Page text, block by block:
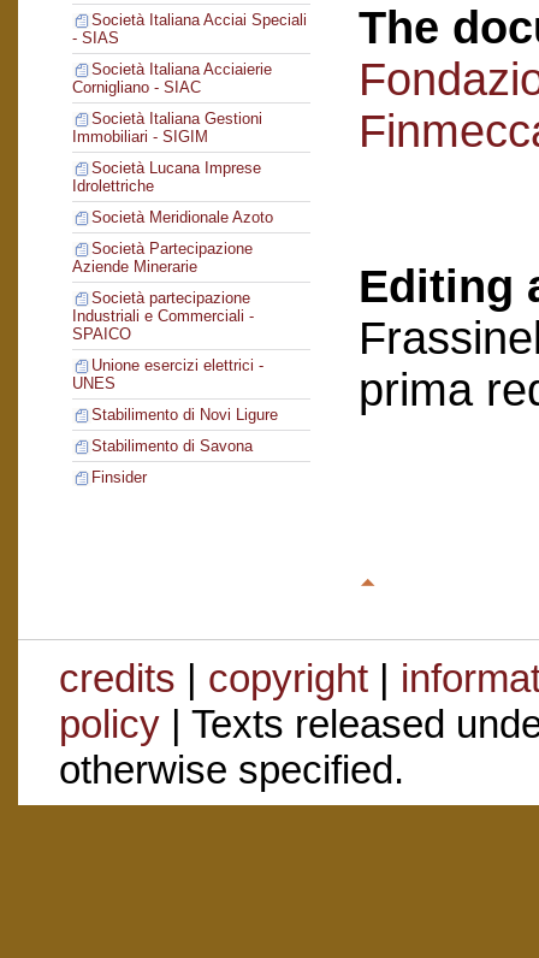
Società Italiana Acciai Speciali
- SIAS
Società Italiana Acciaierie
Cornigliano - SIAC
Società Italiana Gestioni
Immobiliari - SIGIM
Società Lucana Imprese
Idrolettriche
Società Meridionale Azoto
Società Partecipazione
Aziende Minerarie
Società partecipazione
Industriali e Commerciali -
SPAICO
Unione esercizi elettrici -
UNES
Stabilimento di Novi Ligure
Stabilimento di Savona
Finsider
The
Editing
prima
credits | copyright|
policy| Texts released
otherwise specified.